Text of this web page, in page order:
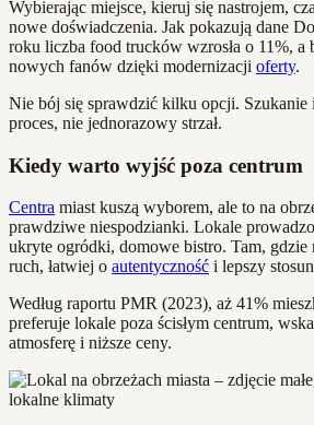
Wybierając miejsce, kieruj się nastrojem,
nowe doświadczenia. Jak pokazują dane
roku liczba food trucków wzrosła o 11%, a
nowych fanów dzięki modernizacji oferty.
Nie bój się sprawdzić kilku opcji. Szukanie
proces, nie jednorazowy strzał.
Kiedy warto wyjść poza centrum
Centra miast kuszą wyborem, ale to na
prawdziwe niespodzianki. Lokale
ukryte ogródki, domowe bistro. Tam, gdzie
ruch, łatwiej o autentyczność i lepszy
Według raportu PMR (2023), aż 41%
preferuje lokale poza ścisłym centrum,
atmosferę i niższe ceny.